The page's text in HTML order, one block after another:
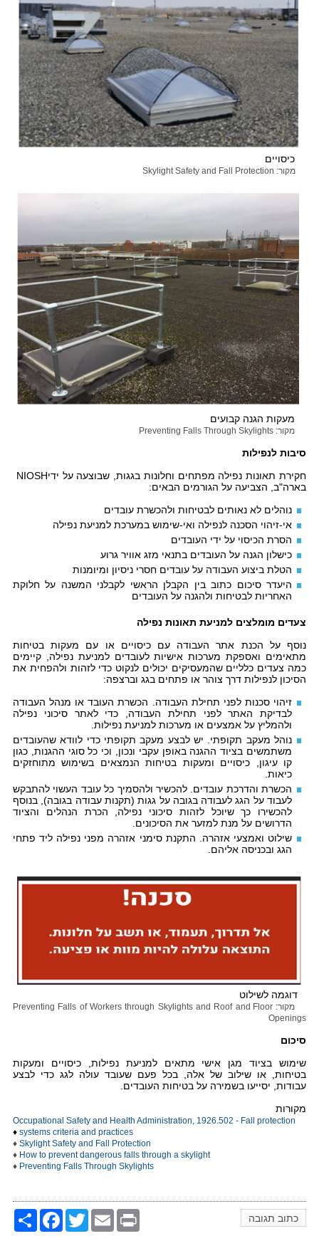
כיסויים
מקור: Skylight Safety and Fall Protection
מעקות הגנה קבועים
מקור: Preventing Falls Through Skylights
סיבות לנפילות
בארה"ב, הצביעה על הגורמים הבאים:
נוהלים לא נאותים לבטיחות ולהכשרת עובדים
אי-זיהוי הסכנה לנפילה ואי-שימוש במערכת למניעת נפילה
הסרת הכיסוי על ידי העובדים
כישלון הגנה על העובדים בתנאי מזג אוויר גרוע
הטלת ביצוע העבודה על עובדים חסרי ניסיון ומיומנות
היעדר סיכום כתוב בין הקבלן הראשי לקבלני המשנה על חלוקת
האחריות לבטיחות ולהגנה על העובדים
צעדים מומלצים למניעת תאונות נפילה
נוסף על הכנת אתר העבודה עם כיסויים או עם מעקות בטיחות
מתאימים ואספקת מערכות אישיות לעובדים למניעת נפילה, קיימים
כמה צעדים כלליים שהמעסיקים יכולים לנקוט כדי לזהות ולהפחית את
הסיכון לנפילות דרך צוהר או פתחים בגג וברצפה:
זיהוי סכנות לפני תחילת העבודה. הכשרת העובד או מנהל העבודה
לבדיקת האתר לפני תחילת העבודה, כדי לאתר סיכוני נפילה
ולהמליץ על אמצעים או מערכות למניעת נפילות.
נוהל מעקב תקופתי. יש לבצע מעקב תקופתי כדי לוודא שהעובדים
משתמשים בציוד ההגנה באופן עקבי ונכון, וכי כל סוגי ההגנות, כגון
קו עיגון, כיסויים ומעקות בטיחות הנמצאים בשימוש מתוחזקים
כיאות.
הכשרת והדרכת עובדים. להכשיר ולהסמיך כל עובד העשוי להתבקש
לעבוד על הגג לעבודה בגובה על גגות (תקנות עבודה בגובה), בנוסף
להכשירו כך שיוכל לזהות סיכוני נפילה, הכרת הנהלים והציוד
הדרושים על מנת למזער את הסיכונים.
שילוט ואמצעי אזהרה. התקנת סימני אזהרה מפני נפילה ליד פתחי
הגג ובכניסה אליהם.
דוגמה לשילוט
מקור: Preventing Falls of Workers through Skylights and Roof and Floor
Openings
סיכום
שימוש בציוד מגן אישי מתאים למניעת נפילות, כיסויים ומעקות
בטיחות, או שילוב של אלה, בכל פעם שעובד עולה לגג כדי לבצע
עבודות, יסייעו בשמירה על בטיחות העובדים.
מקורות
Occupational Safety and Health Administration, 1926.502 - Fall protection
systems criteria and practices
♦
Skylight Safety and Fall Protection
♦
How to prevent dangerous falls through a skylight
♦
Preventing Falls Through Skylights
♦
כתוב תגובה Share
FacebookTwitter Email Print